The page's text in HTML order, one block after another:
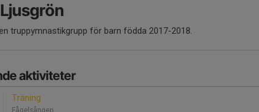
truppymnastikgrupp för barn födda 2017-2018.
aktiviteter
Träning
Fågelsången